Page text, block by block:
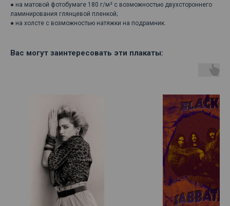
● на матовой фотобумаге 180 г/м² с возможностью двухстороннего
ламинирования глянцевой пленкой;
● на холсте с возможностью натяжки на подрамник.
Вас могут заинтересовать эти плакаты: